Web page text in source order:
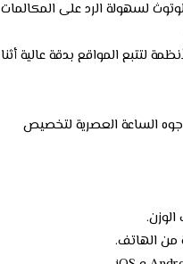
لسهولة الرد على المكالمات
الساعة العصرية لتخصيص
من الهاتف.